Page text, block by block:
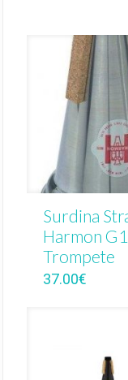
Surdina
Harmon G1
Trompete
37.00€